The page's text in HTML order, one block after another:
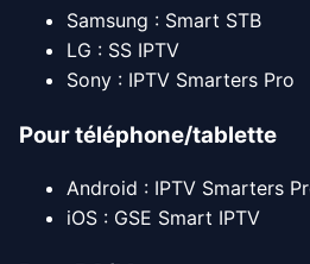
Samsung : Smart STB
LG : SS IPTV
Sony : IPTV Smarters Pro
Pour téléphone/tablette
Android : IPTV Smarters
iOS : GSE Smart IPTV